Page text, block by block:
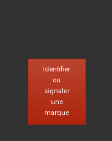
Identifier
ou
signaler
une
marque